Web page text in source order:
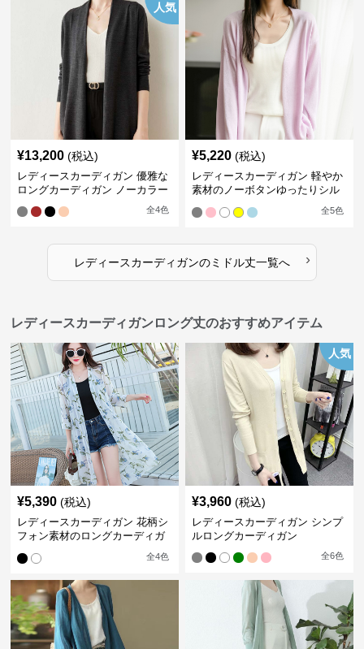
人気
¥13,200 (税込)
レディースカーディガン 優雅な
ロングカーディガン ノーカラー
全4色
¥5,220 (税込)
レディースカーディガン 軽やか
素材のノーボタンゆったりシル
全5色
レディースカーディガンのミドル丈一覧へ ›
レディースカーディガンロング丈のおすすめアイテム
¥5,390 (税込)
レディースカーディガン 花柄シ
フォン素材のロングカーディガ
全4色
人気
¥3,960 (税込)
レディースカーディガン シンプ
ルロングカーディガン
全6色